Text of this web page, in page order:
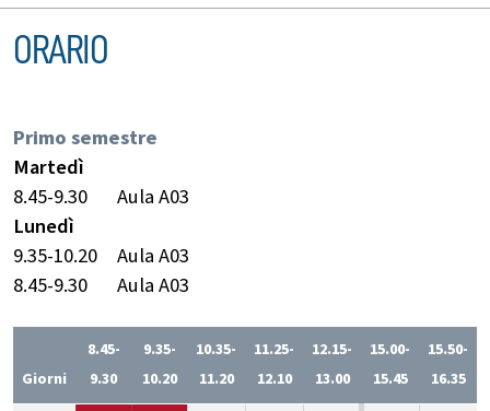
ORARIO
Primo semestre
Martedì
8.45-9.30
Aula A03
Lunedì
9.35-10.20
Aula A03
8.45-9.30
Aula A03
Giorni
8.45-
9.30
9.35-
10.20
10.35-
11.20
11.25-
12.10
12.15-
13.00
15.00-
15.45
15.50-
16.35